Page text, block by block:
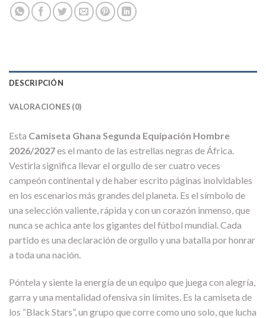
DESCRIPCIÓN
VALORACIONES (0)
Esta Camiseta Ghana Segunda Equipación Hombre
2026/2027es el manto de las estrellas negras de África.
Vestirla significa llevar el orgullo de ser cuatro veces
campeón continental y de haber escrito páginas inolvidables
en los escenarios más grandes del planeta. Es el símbolo de
una selección valiente, rápida y con un corazón inmenso, que
nunca se achica ante los gigantes del fútbol mundial. Cada
partido es una declaración de orgullo y una batalla por honrar
a toda una nación.
Póntela y siente la energía de un equipo que juega con alegría,
garra y una mentalidad ofensiva sin límites. Es la camiseta de
los “Black Stars”, un grupo que corre como uno solo, que lucha